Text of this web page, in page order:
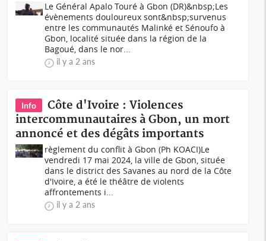
Le Général Apalo Touré à Gbon (DR)&nbsp;Les
évènements douloureux sont&nbsp;survenus
entre les communautés Malinké et Sénoufo à
Gbon, localité située dans la région de la
Bagoué, dans le nor...
il y a 2 ans
Info
Côte d'Ivoire : Violences
intercommunautaires à Gbon, un mort
annoncé et des dégâts importants
règlement du conflit à Gbon (Ph KOACI)Le
vendredi 17 mai 2024, la ville de Gbon, située
dans le district des Savanes au nord de la Côte
d'Ivoire, a été le théâtre de violents
affrontements i...
il y a 2 ans